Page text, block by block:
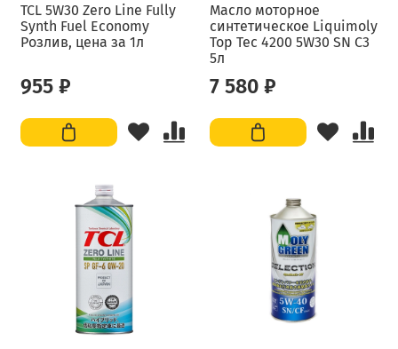
TCL 5W30 Zero Line Fully
Synth Fuel Economy
Розлив, цена за 1л
955 ₽
Масло моторное
синтетическое Liquimoly
Top Tec 4200 5W30 SN C3
5л
7 580 ₽